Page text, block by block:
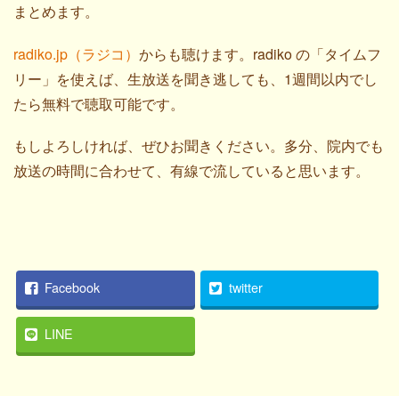
まとめます。
radiko.jp（ラジコ） からも聴けます。radiko の「タイムフ
リー」を使えば、生放送を聞き逃しても、1週間以内でし
たら無料で聴取可能です。
もしよろしければ、ぜひお聞きください。多分、院内でも
放送の時間に合わせて、有線で流していると思います。
Facebook twitter
LINE